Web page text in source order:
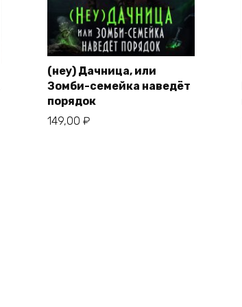
(неу) Дачница, или
Зомби-семейка наведёт
порядок
149,00 ₽